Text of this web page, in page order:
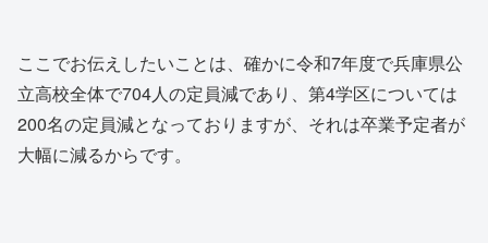
ここでお伝えしたいことは、確かに令和7年度で兵庫県公
立高校全体で704人の定員減であり、第4学区については
200名の定員減となっておりますが、それは卒業予定者が
大幅に減るからです。